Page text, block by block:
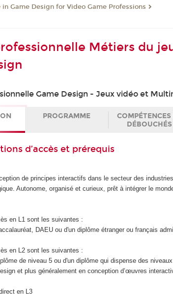
Game Design for Video Game Professions
Métiers du
Game Design - Jeux vidéo et
PROGRAMME
COMPÉTENCES
DÉBOUCHÉS
d’accès et prérequis
de principes interactifs dans le secteur des
Autonome, organisé et curieux, prêt à intégrer le
en L1 sont les suivantes :
DAEU ou d'un diplôme étranger ou français
en L2 sont les suivantes :
de niveau 5 ou d'un diplôme qui dispense des
et plus généralement en conception d’œuvres
en L3